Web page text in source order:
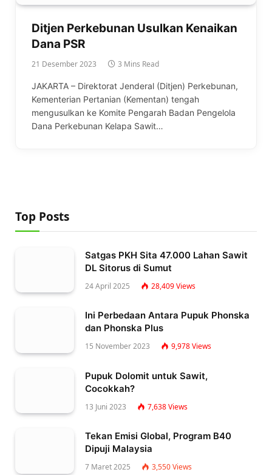
Ditjen Perkebunan Usulkan Kenaikan
Dana PSR
21 Desember 2023 3 Mins Read
JAKARTA – Direktorat Jenderal (Ditjen) Perkebunan,
Kementerian Pertanian (Kementan) tengah
mengusulkan ke Komite Pengarah Badan Pengelola
Dana Perkebunan Kelapa Sawit…
Top Posts
Satgas PKH Sita 47.000 Lahan Sawit
DL Sitorus di Sumut
24 April 2025 28,409Views
Ini Perbedaan Antara Pupuk Phonska
dan Phonska Plus
15 November 2023 9,978Views
Pupuk Dolomit untuk Sawit,
Cocokkah?
13 Juni 2023 7,638Views
Tekan Emisi Global, Program B40
Dipuji Malaysia
7 Maret 2025 3,550Views